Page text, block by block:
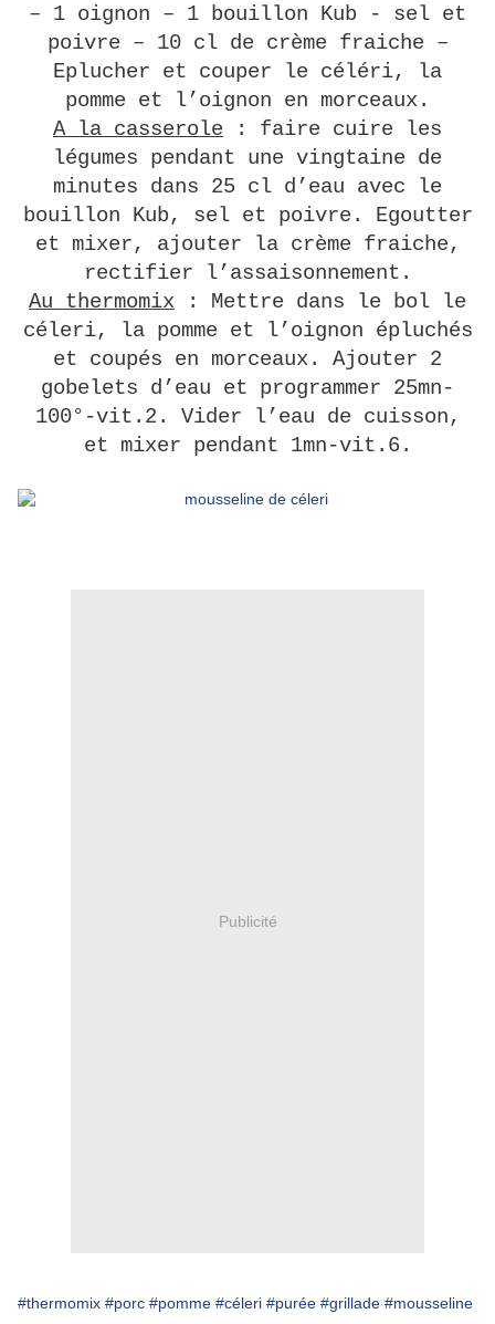
– 1 oignon – 1 bouillon Kub - sel et
poivre – 10 cl de crème fraiche –
Eplucher et couper le céléri, la
pomme et l’oignon en morceaux.
A la casserole : faire cuire les
légumes pendant une vingtaine de
minutes dans 25 cl d’eau avec le
bouillon Kub, sel et poivre. Egoutter
et mixer, ajouter la crème fraiche,
rectifier l’assaisonnement.
Au thermomix : Mettre dans le bol le
céleri, la pomme et l’oignon épluchés
et coupés en morceaux. Ajouter 2
gobelets d’eau et programmer 25mn-
100°-vit.2. Vider l’eau de cuisson,
et mixer pendant 1mn-vit.6.
Publicité
#thermomix #porc #pomme #céleri #purée #grillade #mousseline